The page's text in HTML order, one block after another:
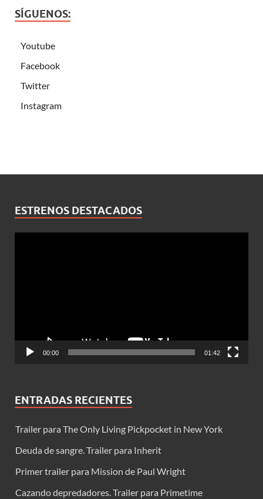
SÍGUENOS:
Youtube
Facebook
Twitter
Instagram
ESTRENOS DESTACADOS
00:00 01:42
ENTRADAS RECIENTES
Trailer para The Only Living Pickpocket in New York
Deuda de sangre. Trailer para Inherit
Primer trailer para Mission de Paul Wright
Cazando depredadores. Trailer para Primetime